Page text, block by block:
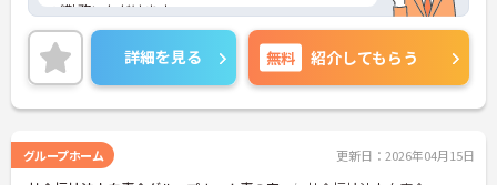
ご勤務いただけます。
ご興味ある方には、面接対策ポイントなど、さらに
詳細をお話しいたしますのでお気軽にご相談くださ
い！
詳細を見る 無料 紹介してもらう
グループホーム 更新日：2026年04月15日